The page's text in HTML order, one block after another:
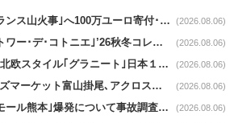
ファストリnews｜｢フランス山火事｣へ100万ユーロ寄付･衣料5万点も提供 (2026.08.06)
ユニクロnews｜｢コントワー･デ･コトニエ｣’26秋冬コレクション8/28発売 (2026.08.06)
イオンリテールnews｜北欧スタイル｢グラニート｣日本１号店を自由が丘に開業 (2026.08.06)
平和堂news｜9/18フーズマーケット富山掛尾､アクロスプラザ内に出店 (2026.08.06)
イオンnews｜｢イオンモール熊本｣爆発について事故調査委員会設置 (2026.08.06)